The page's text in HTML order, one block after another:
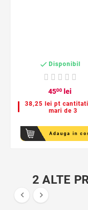
 Disponibil
4500 lei
38,25 lei pt
mari de 3
Adauga in
2 ALTE
 